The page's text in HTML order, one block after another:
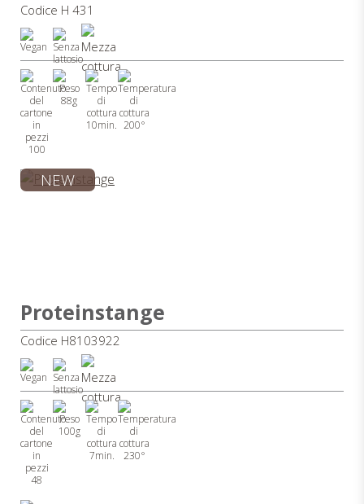
Codice H 431
100
88g
10min. 200°
NEW
Proteinstange
Codice H8103922
48
100g
7min.
230°